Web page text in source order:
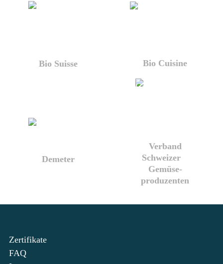
Bio Suisse Bio Cuisine
Demeter
Verband
Schweizer
Gemüse­
produzenten
Zertifikate
FAQ